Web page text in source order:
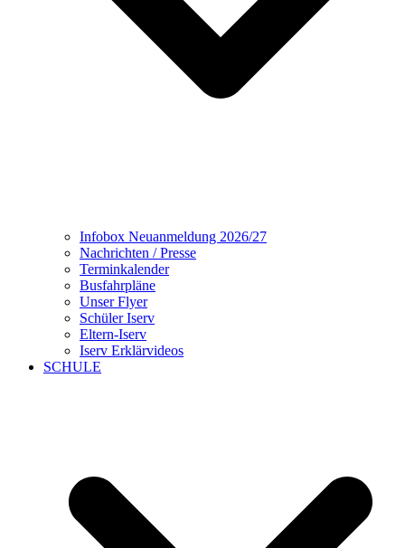
Infobox Neuanmeldung 2026/27
Nachrichten / Presse
Terminkalender
Busfahrpläne
Unser Flyer
Schüler Iserv
Eltern-Iserv
Iserv Erklärvideos
SCHULE